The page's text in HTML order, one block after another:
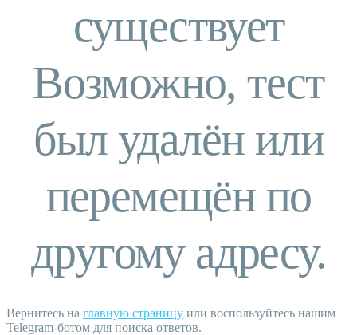
существует
Возможно, тест
был удалён или
перемещён по
другому адресу.
Вернитесь на главную страницу или воспользуйтесь нашим
Telegram-ботом для поиска ответов.